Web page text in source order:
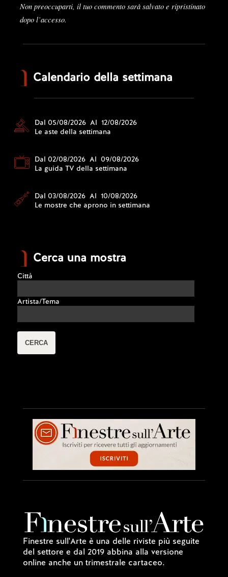
Non preoccuparti, il tuo commento sarà salvato e ripristinato
dopo l’accesso.
Calendario della settimana
Dal 05/08/2026 Al 12/08/2026
Le aste della settimana
Dal 02/08/2026 Al 09/08/2026
La guida TV della settimana
Dal 03/08/2026 Al 10/08/2026
Le mostre che aprono in settimana
Cerca una mostra
Città
Artista/Tema
Finestre sull'Arte è una delle riviste più seguite
del settore e dal 2019 abbina alla versione
online anche un trimestrale cartaceo.